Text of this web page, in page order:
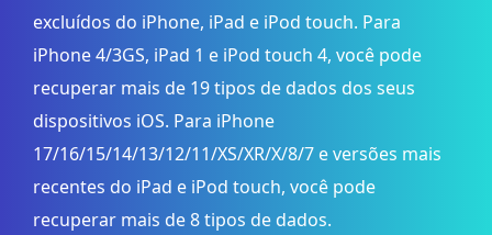
excluídos do iPhone, iPad e iPod touch. Para
iPhone 4/3GS, iPad 1 e iPod touch 4, você pode
recuperar mais de 19 tipos de dados dos seus
dispositivos iOS. Para iPhone
17/16/15/14/13/12/11/XS/XR/X/8/7 e versões mais
recentes do iPad e iPod touch, você pode
recuperar mais de 8 tipos de dados.